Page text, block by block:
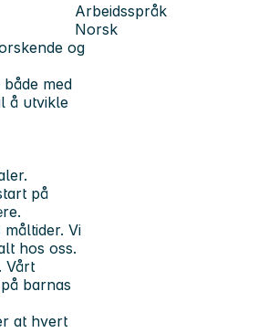
Arbeidsspråk
Norsk
og
med
å utvikle
på
Vi
hos oss.
Vårt
barnas
at hvert